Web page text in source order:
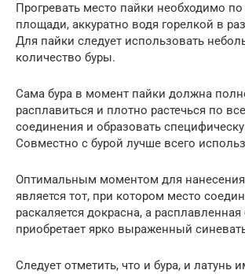
Прогревать место пайки необходимо по
площади, аккуратно водя горелкой в
Для пайки следует использовать
количество буры.
Сама бура в момент пайки должна
расплавиться и плотно растечься по
соединения и образовать
Совместно с бурой лучше всего
Оптимальным моментом для
является тот, при котором место
раскаляется докрасна, а расплавленная
приобретает ярко выраженный
Следует отметить, что и бура, и латунь